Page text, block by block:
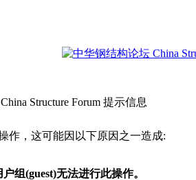
Structure Forum 提示信息
作，这可能因以下原因之一造成:
组(guest)无法进行此操作。